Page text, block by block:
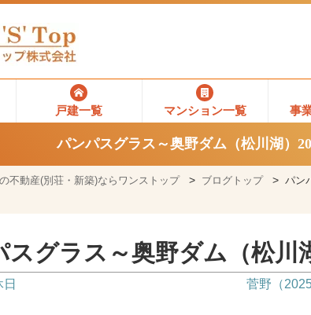
戸建一覧 マンション一覧 事
パンパスグラス～奥野ダム（松川湖）
不動産(別荘・新築)ならワンストップ ブログトップ パン
スグラス～奥野ダム（松川
菅野（